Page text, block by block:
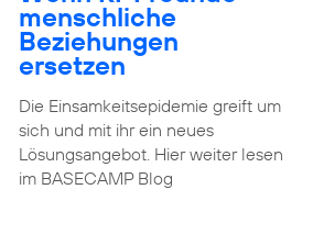
menschliche
Beziehungen
ersetzen
Die Einsamkeitsepidemie greift um
sich und mit ihr ein neues
Lösungsangebot. Hier weiter lesen
im BASECAMP Blog